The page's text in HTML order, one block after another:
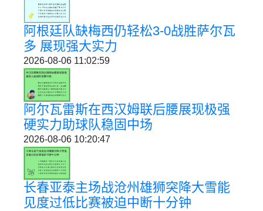
阿根廷队缺梅西仍轻松3-0战胜萨尔瓦
多 展现强大实力
2026-08-06 11:02:59
阿尔瓦雷斯在西汉姆联后腰展现极强
硬实力助球队稳固中场
2026-08-06 10:20:47
长春亚泰主场战沧州雄狮突降大雪能
见度过低比赛被迫中断十分钟